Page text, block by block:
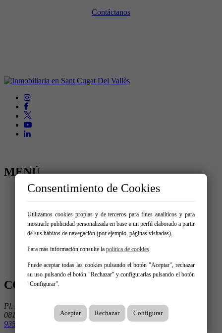
Contáctanos
MENÚ
Inicio
Comprar
Alquilar
Traspaso
Vende tu inmueble
Nosotros
Promociones
Contacto
CONTÁCTANOS
Pl. Ausiàs March 1, 3º 3ª
08195 Sant Cugat Del Vallès
935 906 675
Consentimiento de Cookies
Utilizamos cookies propias y de terceros para fines analíticos y para
mostrarle publicidad personalizada en base a un perfil elaborado a partir
de sus hábitos de navegación (por ejemplo, páginas visitadas).
Para más información consulte la política de cookies.
Puede aceptar todas las cookies pulsando el botón "Aceptar", rechazar
su uso pulsando el botón "Rechazar" y configurarlas pulsando el botón
"Configurar".
Aceptar Rechazar Configurar